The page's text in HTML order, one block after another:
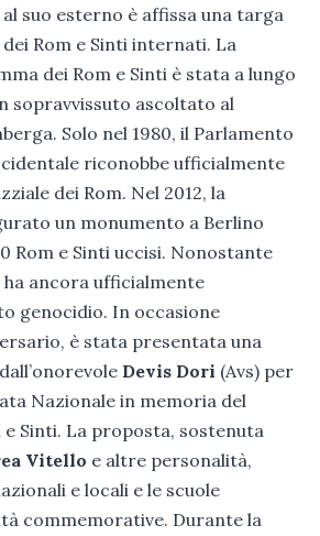
suo esterno è affissa una targa
Rom e Sinti internati. La
dei Rom e Sinti è stata a lungo
sopravvissuto ascoltato al
Solo nel 1980, il Parlamento
riconobbe ufficialmente
dei Rom. Nel 2012, la
un monumento a Berlino
Rom e Sinti uccisi. Nonostante
ha ancora ufficialmente
genocidio. In occasione
è stata presentata una
Devis Dori (Avs) per
Nazionale in memoria del
e Sinti. La proposta, sostenuta
Vitello e altre personalità,
e locali e le scuole
commemorative. Durante la